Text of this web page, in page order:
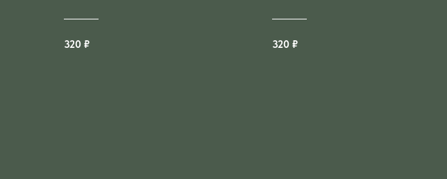
320 ₽ 320 ₽